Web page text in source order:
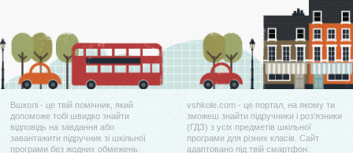
Вшколі - це твій помічник, який
допоможе тобі швидко знайти
відповідь на завдання або
завантажити підручник зі шкільної
програми без жодних обмежень.
vshkole.com - це портал, на якому ти
зможеш знайти підручники і роз'язники
(ГДЗ) з усіх предметів шкільної
програми для різних класів. Сайт
адаптовано під твій смартфон.